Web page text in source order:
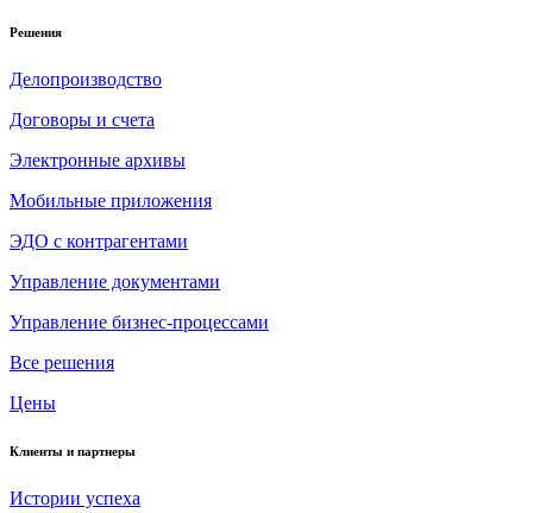
Решения
Делопроизводство
Договоры и счета
Электронные архивы
Мобильные приложения
ЭДО с контрагентами
Управление документами
Управление бизнес-процессами
Все решения
Цены
Клиенты и партнеры
Истории успеха